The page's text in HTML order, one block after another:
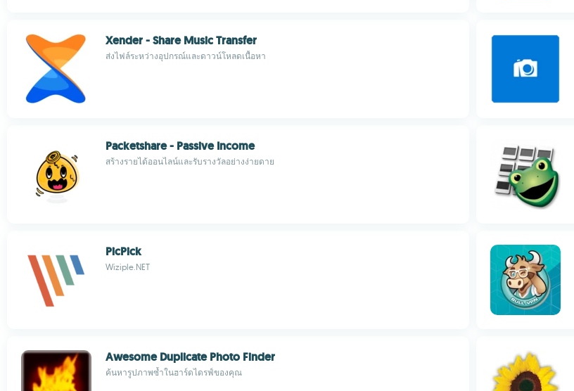
Xender - Share Music Transfer
ส่งไฟล์ระหว่างอุปกรณ์และดาวน์โหลดเนื้อหา
Packetshare - Passive Income
สร้างรายได้ออนไลน์และรับรางวัลอย่างง่ายดาย
PicPick
Wiziple.NET
Awesome Duplicate Photo Finder
ค้นหารูปภาพซ้ำในฮาร์ดไดรฟ์ของคุณ